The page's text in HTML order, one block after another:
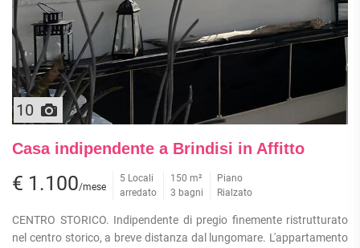
10
Casa indipendente a Brindisi in Affitto
€ 1.100/mese
5 Locali
arredato
150 m²
3 bagni
Piano
Rialzato
CENTRO STORICO. Indipendente di pregio finemente ristrutturato
nel centro storico, a breve distanza dal lungomare. L'appartamento